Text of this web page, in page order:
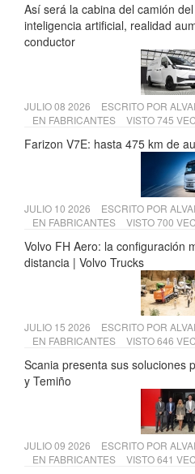
Así será la cabina del camión
inteligencia artificial, realidad
conductor
JULIO 08 2026 ESCRITO POR
EN FABRICANTES VISTO 745
Farizon V7E: hasta 475 km de
JULIO 10 2026 ESCRITO POR
EN FABRICANTES VISTO 700
Volvo FH Aero: la configuración
distancia | Volvo Trucks
JULIO 15 2026 ESCRITO POR
EN FABRICANTES VISTO 646
Scania presenta sus soluciones
y Temiño
JULIO 09 2026 ESCRITO POR
EN FABRICANTES VISTO 641